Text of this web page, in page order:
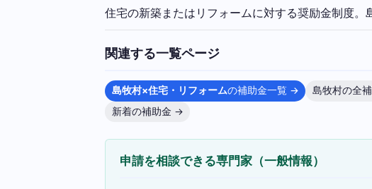
住宅の新築またはリフォームに対する奨励金制度。
関連する一覧ページ
島牧村×住宅・リフォームの補助金一覧 → 島牧村の全
新着の補助金 →
申請を相談できる専門家（一般情報）